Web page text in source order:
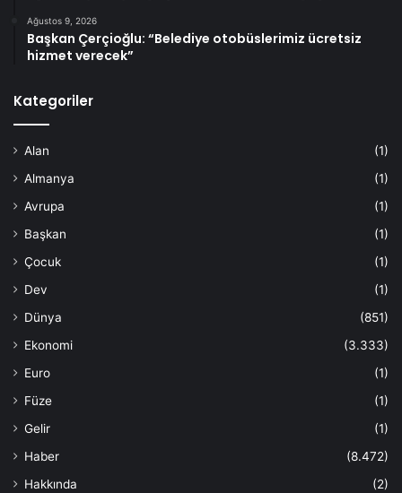
Ağustos 9, 2026
Başkan Çerçioğlu: “Belediye otobüslerimiz ücretsiz
hizmet verecek”
Kategoriler
Alan
(1)
Almanya
(1)
Avrupa
(1)
Başkan
(1)
Çocuk
(1)
Dev
(1)
Dünya
(851)
Ekonomi
(3.333)
Euro
(1)
Füze
(1)
Gelir
(1)
Haber
(8.472)
Hakkında
(2)